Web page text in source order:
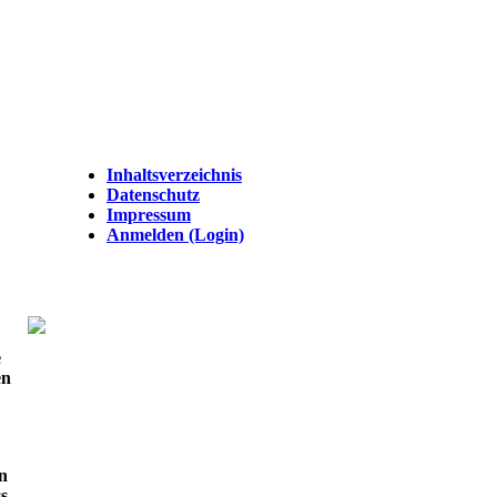
Inhaltsverzeichnis
Datenschutz
Impressum
Anmelden (Login)